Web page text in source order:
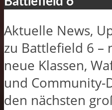
Aktuelle News,
zu Battlefield 6 –
neue Klassen,
und Community-
den nächsten